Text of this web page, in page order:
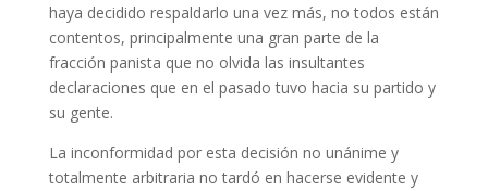
haya decidido respaldarlo una vez más, no todos están
contentos, principalmente una gran parte de la
fracción panista que no olvida las insultantes
declaraciones que en el pasado tuvo hacia su partido y
su gente.
La inconformidad por esta decisión no unánime y
totalmente arbitraria no tardó en hacerse evidente y